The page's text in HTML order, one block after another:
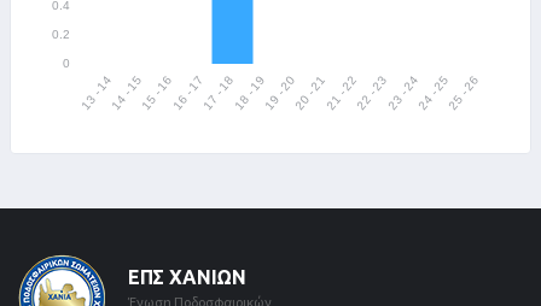
ΕΠΣ ΧΑΝΊΩΝ
Ένωση Ποδοσφαιρικών